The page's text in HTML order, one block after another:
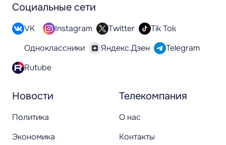
Новости
Политика
Экономика
Телекомпания
О нас
Контакты
Социальные сети
VK Instagram Twitter
Tik Tok
Одноклассники
Яндекс.Дзен
Telegram
Rutube